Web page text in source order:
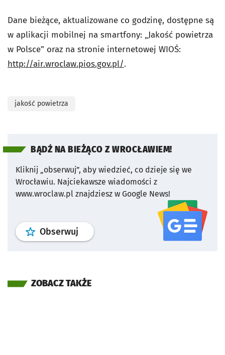
Dane bieżące, aktualizowane co godzinę, dostępne są
w aplikacji mobilnej na smartfony: „Jakość powietrza
w Polsce” oraz na stronie internetowej WIOŚ:
http://air.wroclaw.pios.gov.pl/.
jakość powietrza
BĄDŹ NA BIEŻĄCO Z WROCŁAWIEM!
Kliknij „obserwuj”, aby wiedzieć, co dzieje się we
Wrocławiu. Najciekawsze wiadomości z
www.wroclaw.pl znajdziesz w Google News!
Obserwuj profil serwisu
ZOBACZ TAKŻE